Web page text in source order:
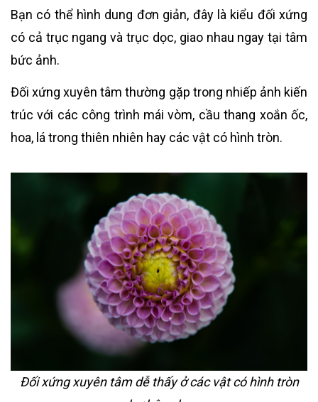
Bạn có thể hình dung đơn giản, đây là kiểu đối xứng
có cả trục ngang và trục dọc, giao nhau ngay tại tâm
bức ảnh.
Đối xứng xuyên tâm thường gặp trong nhiếp ảnh kiến
trúc với các công trình mái vòm, cầu thang xoắn ốc,
hoa, lá trong thiên nhiên hay các vật có hình tròn.
Đối xứng xuyên tâm dễ thấy ở các vật có hình tròn